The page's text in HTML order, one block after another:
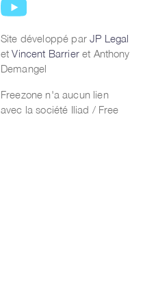
Site développé parJP Legal
etVincent Barrieret Anthony
Demangel
Freezone n'a aucun lien
avec la société Iliad / Free